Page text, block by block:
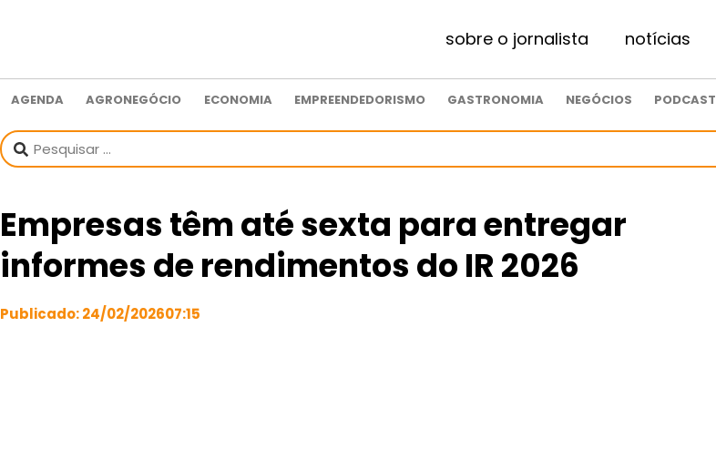
sobre o jornalista notícias
AGENDA AGRONEGÓCIO ECONOMIA EMPREENDEDORISMO GASTRONOMIA NEGÓCIOS PODCAST
Empresas têm até sexta para entregar
informes de rendimentos do IR 2026
Publicado:24/02/202607:15